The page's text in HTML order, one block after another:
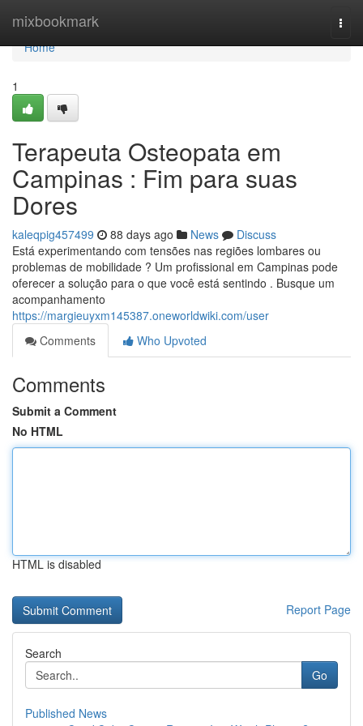
mixbookmark
Home
Home
1
Terapeuta Osteopata em
Campinas : Fim para suas
Dores
kaleqpig457499 88 days ago News
Discuss
Está experimentando com tensões nas regiões lombares ou
problemas de mobilidade ? Um profissional em Campinas pode
oferecer a solução para o que você está sentindo . Busque um
acompanhamento
https://margieuyxm145387.oneworldwiki.com/user
Comments
Who Upvoted
Comments
Submit a Comment
No HTML
HTML is disabled
Report Page
Search
Go
Published News